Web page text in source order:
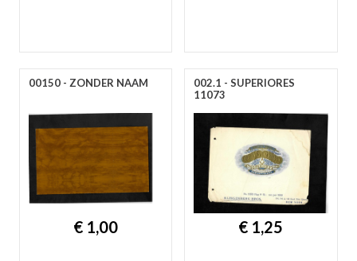
00150 - ZONDER NAAM
€ 1,00
002.1 - SUPERIORES
11073
€ 1,25